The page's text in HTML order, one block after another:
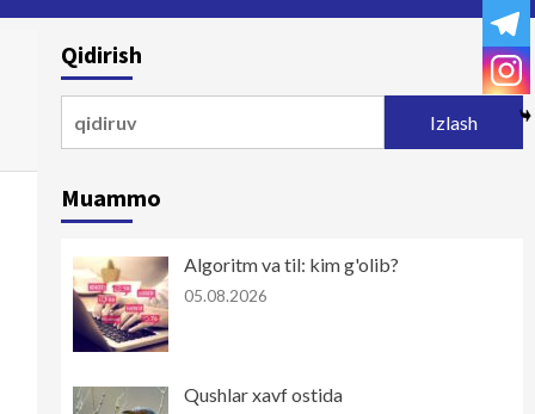
Qidirish
Muammo
Algoritm va til: kim g'olib?
05.08.2026
Qushlar xavf ostida